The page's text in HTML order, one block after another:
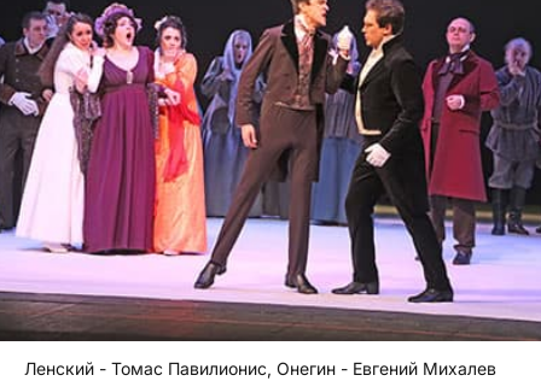
Ленский - Томас Павилионис, Онегин - Евгений Михалев